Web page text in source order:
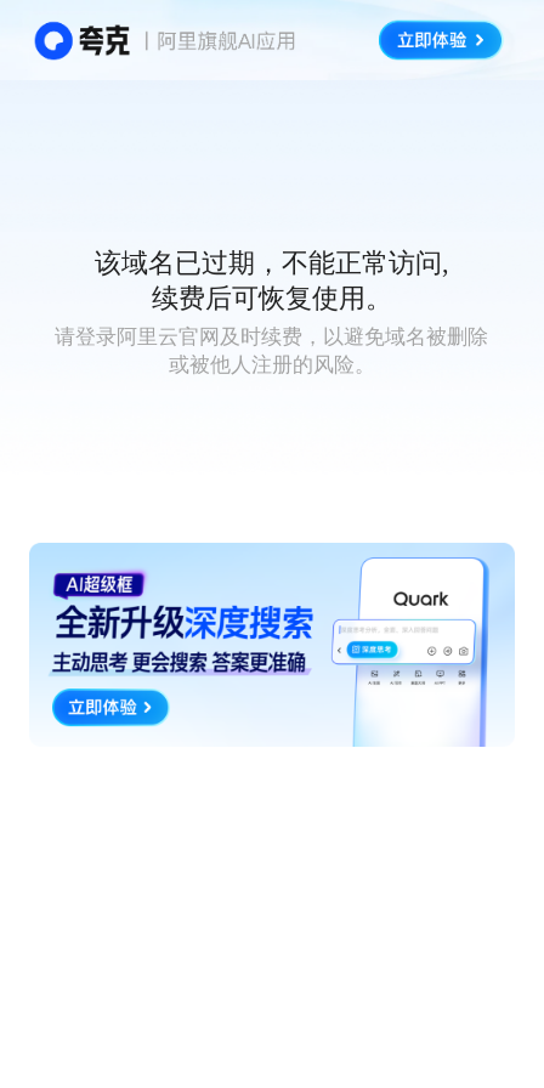
该域名已过期，不能正常访问,
续费后可恢复使用。
请登录阿里云官网及时续费，以避免域名被删除
或被他人注册的风险。